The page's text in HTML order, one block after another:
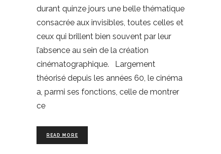
durant quinze jours une belle thématique
consacrée aux invisibles, toutes celles et
ceux qui brillent bien souvent par leur
l’absence au sein de la création
cinématographique. Largement
théorisé depuis les années 60, le cinéma
a, parmi ses fonctions, celle de montrer
ce
READ MORE